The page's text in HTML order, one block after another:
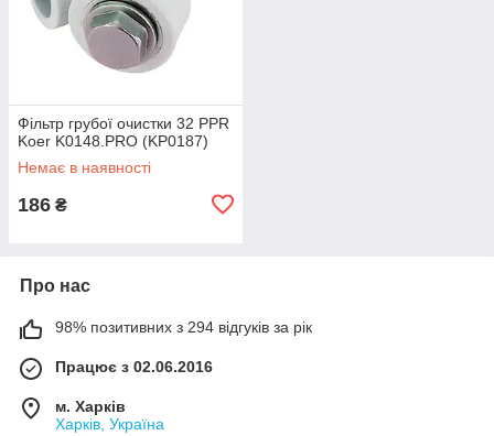
Фільтр грубої очистки 32 PPR
Koer K0148.PRO (KP0187)
Немає в наявності
186 ₴
Про нас
98% позитивних з 294 відгуків за рік
Працює з 02.06.2016
м. Харків
Харків, Україна